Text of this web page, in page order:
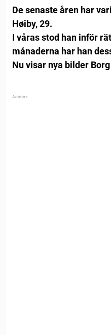
De senaste åren har
Høiby, 29.
I våras stod han inför
månaderna har han
Nu visar nya bilder